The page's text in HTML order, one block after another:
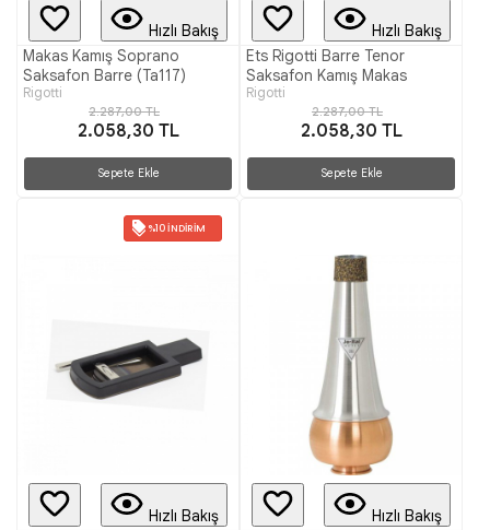
Hızlı Bakış
Makas Kamış Soprano
Saksafon Barre (Ta117)
Rigotti
2.287,00 TL
2.058,30 TL
Sepete Ekle
Hızlı Bakış
Ets Rigotti Barre Tenor
Saksafon Kamış Makas
Rigotti
2.287,00 TL
2.058,30 TL
Sepete Ekle
%10 İNDIRIM
Hızlı Bakış
Hızlı Bakış